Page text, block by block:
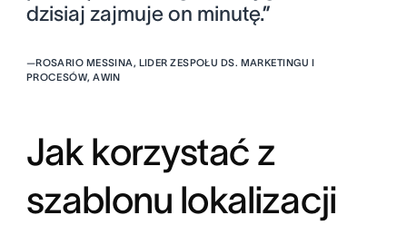
dzisiaj zajmuje on minutę.”
—ROSARIO MESSINA, LIDER ZESPOŁU DS. MARKETINGU I
PROCESÓW, AWIN
Jak korzystać z
szablonu lokalizacji